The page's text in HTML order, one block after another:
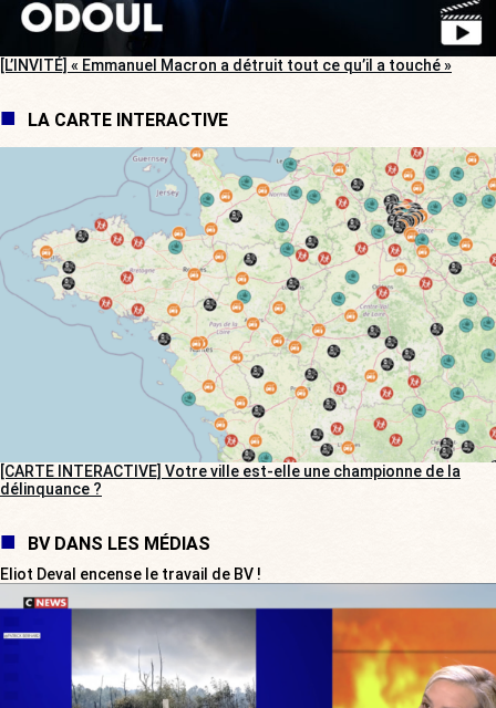
[L’INVITÉ] « Emmanuel Macron a détruit tout ce qu’il a touché »
LA CARTE INTERACTIVE
[CARTE INTERACTIVE] Votre ville est-elle une championne de la
délinquance ?
BV DANS LES MÉDIAS
Eliot Deval encense le travail de BV !